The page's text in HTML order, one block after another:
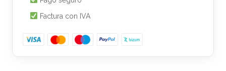
Factura con IVA